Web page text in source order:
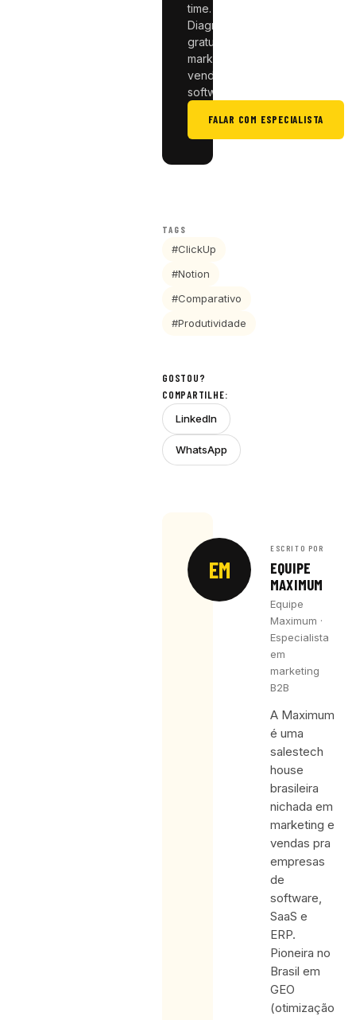
time.
Diagnóstico
gratuito de
marketing e
vendas pra
software.
FALAR COM ESPECIALISTA
TAGS
#ClickUp
#Notion
#Comparativo
#Produtividade
GOSTOU?
COMPARTILHE:
LinkedIn
WhatsApp
EM
ESCRITO POR
EQUIPE
MAXIMUM
Equipe
Maximum ·
Especialista
em
marketing
B2B
A Maximum
é uma
salestech
house
brasileira
nichada em
marketing e
vendas pra
empresas
de
software,
SaaS e
ERP.
Pioneira no
Brasil em
GEO
(otimização